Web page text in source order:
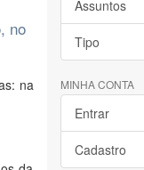
no
na
Assuntos
Tipo
MINHA CONTA
Entrar
Cadastro